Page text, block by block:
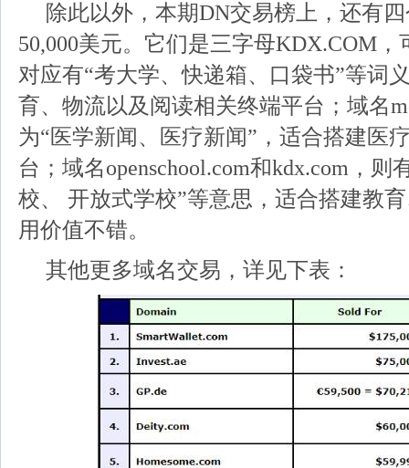
除此以外，本期DN交易榜上，还有
50,000美元。它们是三字母KDX.COM
对应有“考大学、快递箱、口袋书”等词
育、物流以及阅读相关终端平台；域名
为“医学新闻、医疗新闻”，适合搭建医
台；域名openschool.com和kdx.com，则
校、 开放式学校”等意思，适合搭建教
用价值不错。
其他更多域名交易，详见下表：